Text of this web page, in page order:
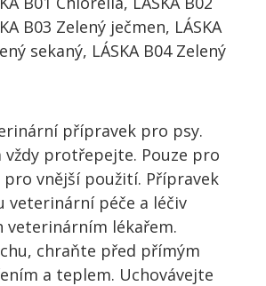
B03 Zelený ječmen, LÁSKA
sekaný, LÁSKA B04 Zelený
přípravek pro psy.
vždy protřepejte. Pouze pro
pro vnější použití. Přípravek
veterinární péče a léčiv
veterinárním lékařem.
chraňte před přímým
a teplem. Uchovávejte